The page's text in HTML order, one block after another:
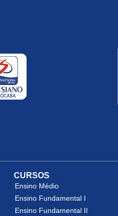
CURSOS
Ensino Médio
Ensino Fundamental I
Ensino Fundamental II